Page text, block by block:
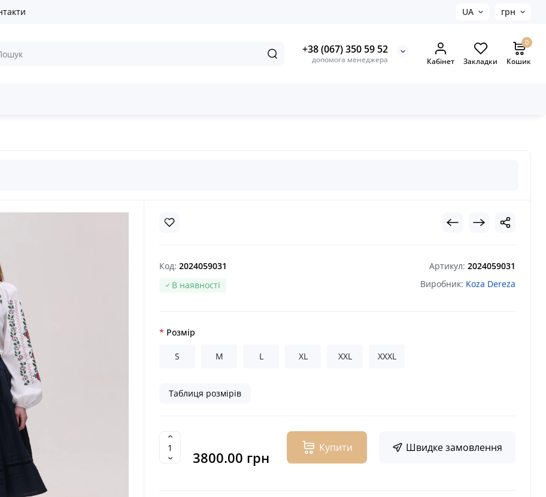
UA грн
+38 (067) 350 59 52
допомога менеджера Кабінет Закладки
0
Кошик
Код: 2024059031 Артикул: 2024059031
Виробник: Koza Dereza
В наявності
Розмір
S M L XL XXL XXXL
Таблиця розмірів
3800.00 грн
Купити Швидке замовлення